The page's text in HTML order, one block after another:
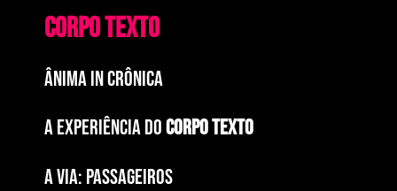
CORPO TEXTO
ÂNIMA IN CRÔNICA
A EXPERIÊNCIA DOCORPO TEXTO
a via: paSSAGEIROS